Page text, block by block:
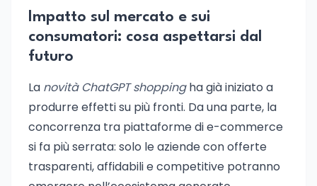
Impatto sul mercato e sui
consumatori: cosa aspettarsi dal
futuro
La novità ChatGPT shoppingha già iniziato a
produrre effetti su più fronti. Da una parte, la
concorrenza tra piattaforme di e-commerce
si fa più serrata: solo le aziende con offerte
trasparenti, affidabili e competitive potranno